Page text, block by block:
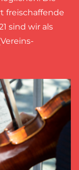
freischaffende
sind wir als